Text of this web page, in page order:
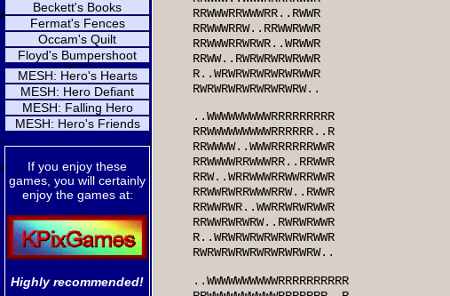
Beckett's Books
Fermat's Fences
Occam's Quilt
Floyd's Bumpershoot
MESH: Hero's Hearts
MESH: Hero Defiant
MESH: Falling Hero
MESH: Hero's Friends
If you enjoy these
games, you will certainly
enjoy the games at:
Highly recommended!
RRWWWRRWWWRR..RWWR
RRWWWRRW..RRWWRWWR
RRWWWRRWRWR..WRWWR
RRWW..RWRWRWRWRWWR
R..WRWRWRWRWRWRWWR
RWRWRWRWRWRWRWRW..
..WWWWWWWWWRRRRRRRRR
RRWWWWWWWWWRRRRRR..R
RRWWWW..WWWRRRRRRWWR
RRWWWWRRWWWRR..RRWWR
RRW..WRRWWWRRWWRRWWR
RRWWRWRRWWWRRW..RWWR
RRWWRWR..WWRRWRWRWWR
RRWWRWRWRW..RWRWRWWR
R..WRWRWRWRWRWRWRWWR
RWRWRWRWRWRWRWRWRW..
..WWWWWWWWWWRRRRRRRRRR